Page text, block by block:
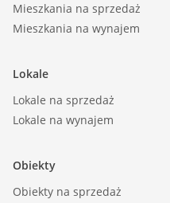
Mieszkania na sprzedaż
Mieszkania na wynajem
Lokale
Lokale na sprzedaż
Lokale na wynajem
Obiekty
Obiekty na sprzedaż